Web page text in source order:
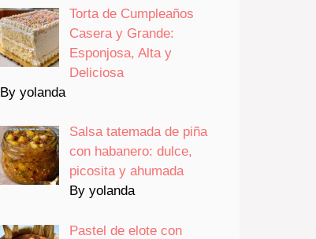
Torta de Cumpleaños
Casera y Grande:
Esponjosa, Alta y
Deliciosa
By yolanda
Salsa tatemada de piña
con habanero: dulce,
picosita y ahumada
By yolanda
Pastel de elote con